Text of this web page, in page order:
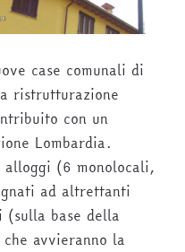
case comunali di
ristrutturazione
con un
Lombardia.
alloggi (6 monolocali,
ad altrettanti
(sulla base della
avvieranno la